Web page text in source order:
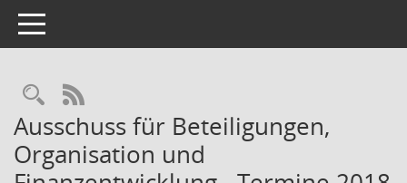
Toggle navigation
Rechercheauswahl
RSS-Feed
Ausschuss für Beteiligungen,
Organisation und